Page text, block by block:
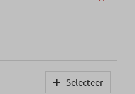
Selecteer